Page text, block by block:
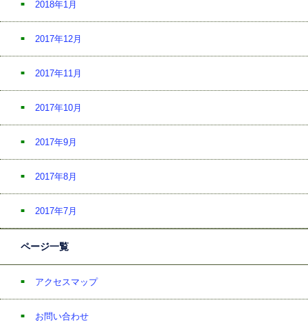
2018年1月
2017年12月
2017年11月
2017年10月
2017年9月
2017年8月
2017年7月
ページ一覧
アクセスマップ
お問い合わせ